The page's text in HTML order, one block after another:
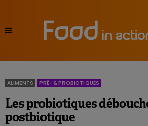
ALIMENTS PRÉ- & PROBIOTIQUES
Les probiotiques
postbiotique